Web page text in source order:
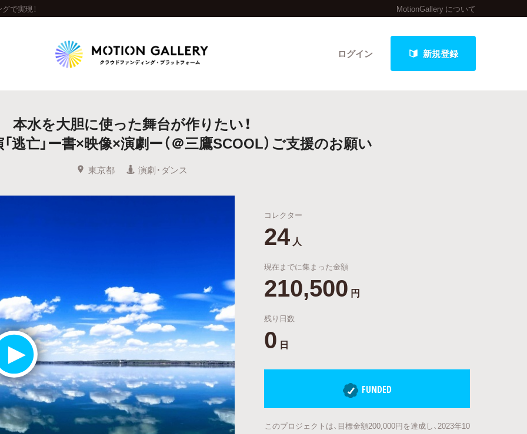
で実現！ MotionGallery について
ログイン 新規登録
のプロジェクト 新着プロジェクト 終了間近のプロジェクト
Feature
タグから探す キュレーターから探す 特集から探す
本水を大胆に使った舞台が作りたい！
逃亡」ー書×映像×演劇ー（＠三鷹SCOOL）ご支援のお願い
東京都 演劇・ダンス
コレクター
24 人
現在までに集まった金額
210,500 円
残り日数
0 日
FUNDED
このプロジェクトは、目標金額200,000円を達成し、2023年10